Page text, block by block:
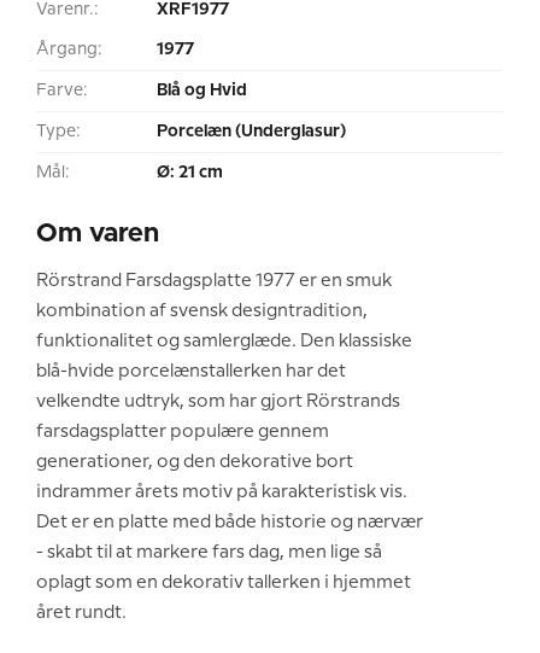
Varenr.: XRF1977
Årgang: 1977
Farve: Blå og Hvid
Type: Porcelæn (Underglasur)
Mål: Ø: 21 cm
Om varen
Rörstrand Farsdagsplatte 1977 er en smuk
kombination af svensk designtradition,
funktionalitet og samlerglæde. Den klassiske
blå-hvide porcelænstallerken har det
velkendte udtryk, som har gjort Rörstrands
farsdagsplatter populære gennem
generationer, og den dekorative bort
indrammer årets motiv på karakteristisk vis.
Det er en platte med både historie og nærvær
- skabt til at markere fars dag, men lige så
oplagt som en dekorativ tallerken i hjemmet
året rundt.